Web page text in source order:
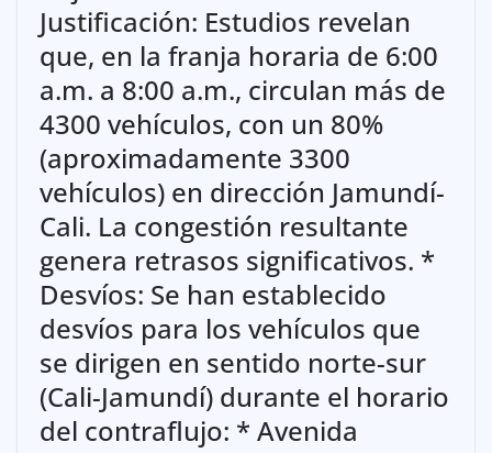
Justificación: Estudios revelan
que, en la franja horaria de 6:00
a.m. a 8:00 a.m., circulan más de
4300 vehículos, con un 80%
(aproximadamente 3300
vehículos) en dirección Jamundí-
Cali. La congestión resultante
genera retrasos significativos. *
Desvíos: Se han establecido
desvíos para los vehículos que
se dirigen en sentido norte-sur
(Cali-Jamundí) durante el horario
del contraflujo: * Avenida